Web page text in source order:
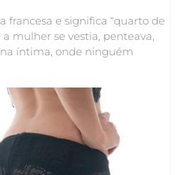
francesa e significa “quarto de
mulher se vestia, penteava,
íntima, onde ninguém